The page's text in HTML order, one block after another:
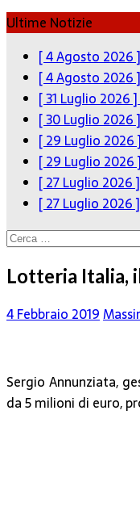
Ultime Notizie
[ 4 Agosto 2026 ]
[ 4 Agosto 2026 ]
[ 31 Luglio 2026 ]
[ 30 Luglio 2026 ]
[ 29 Luglio 2026 ]
[ 29 Luglio 2026 ]
[ 27 Luglio 2026 ]
[ 27 Luglio 2026 ]
Ricerca
Lotteria Italia,
4 Febbraio 2019
Sergio Annunziata,
da 5 milioni di euro,